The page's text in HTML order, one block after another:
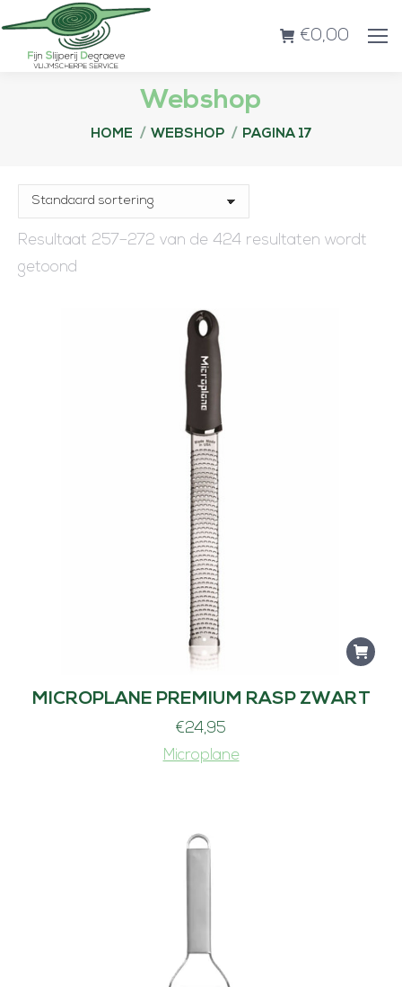
€0,00
Webshop
Je bent hier:
HOME WEBSHOP PAGINA 17
Resultaat 257–272 van de 424 resultaten wordt
getoond
MICROPLANE PREMIUM RASP ZWART
€24,95
Microplane